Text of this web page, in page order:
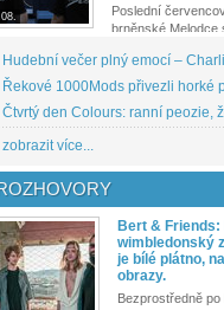
Poslední
brněnské Melodce
Hudební večer plný emocí –
Řekové 1000Mods přivezli horké
Čtvrtý den Colours: ranní peozie,
zobrazit více...
Bert &
wimbledonský
je bílé plátno,
obrazy.
Bezprostředně